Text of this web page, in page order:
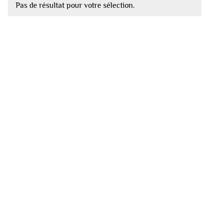
Pas de résultat pour votre sélection.